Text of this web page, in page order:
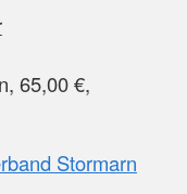
65,00 €,
Stormarn